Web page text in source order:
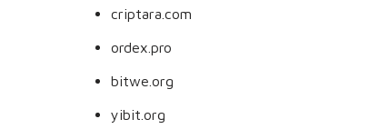
criptara.com
ordex.pro
bitwe.org
yibit.org